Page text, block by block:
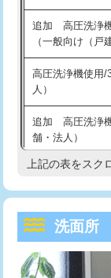
マス交換（深さ
コンクリート斫
コンクリート斫
モルタル補修（
モルタル補修（
洗面台設置
追加人工
廃棄・処分
持込商品取付（
給水管工事※（
給水管工事※（
給水管工事※（
給水管工事※（
め込み）)
給水管工事※（
業)
追加 高圧洗浄
（一般向け（戸
高圧洗浄機使用/
人）
追加 高圧洗浄
舗・法人）
高度高圧洗浄換
トーラー機使用/
追加トーラー機
上記の表をスク
洗面所